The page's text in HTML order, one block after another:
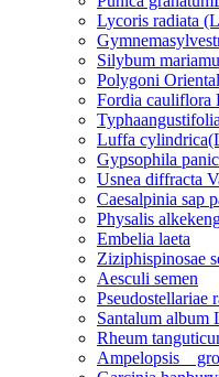
Lycoris radiata
Silybum
Polygoni
Fordia cauliflora
Luffa
Gypsophila
Usnea diffracta
Caesalpinia sap
Physalis
Embelia laeta
Ziziphispinosae
Aesculi semen
Pseudostellariae
Santalum album
Rheum
Ampelopsis